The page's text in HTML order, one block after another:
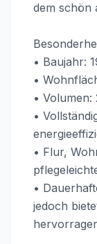
dem schön
• Baujahr:
•
• Volumen:
•
• Flur,
•
jedoch